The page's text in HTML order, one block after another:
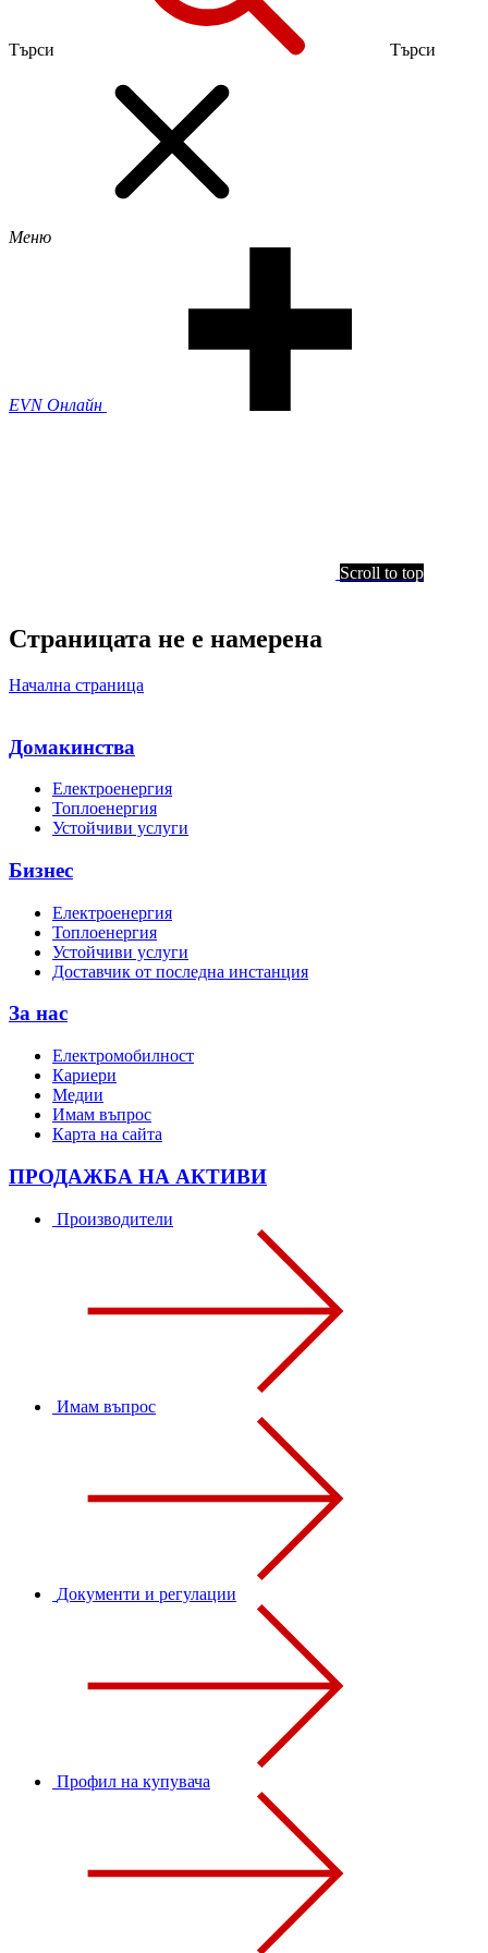
Търси Търси
Меню
EVN Онлайн
Scroll to top
Страницата не е намерена
Начална страница
Домакинства
Електроенергия
Топлоенергия
Устойчиви услуги
Бизнес
Електроенергия
Топлоенергия
Устойчиви услуги
Доставчик от последна инстанция
За нас
Електромобилност
Кариери
Медии
Имам въпрос
Карта на сайта
ПРОДАЖБА НА АКТИВИ
Производители
Имам въпрос
Документи и регулации
Профил на купувача